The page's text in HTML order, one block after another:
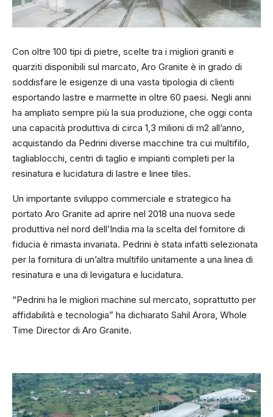
Con oltre 100 tipi di pietre, scelte tra i migliori graniti e
quarziti disponibili sul marcato, Aro Granite è in grado di
soddisfare le esigenze di una vasta tipologia di clienti
esportando lastre e marmette in oltre 60 paesi. Negli anni
ha ampliato sempre più la sua produzione, che oggi conta
una capacità produttiva di circa 1,3 milioni di m2 all’anno,
acquistando da Pedrini diverse macchine tra cui multifilo,
tagliablocchi, centri di taglio e impianti completi per la
resinatura e lucidatura di lastre e linee tiles.
Un importante sviluppo commerciale e strategico ha
portato Aro Granite ad aprire nel 2018 una nuova sede
produttiva nel nord dell’India ma la scelta del fornitore di
fiducia è rimasta invariata. Pedrini è stata infatti selezionata
per la fornitura di un’altra multifilo unitamente a una linea di
resinatura e una di levigatura e lucidatura.
“Pedrini ha le migliori machine sul mercato, soprattutto per
affidabilità e tecnologia” ha dichiarato Sahil Arora, Whole
Time Director di Aro Granite.